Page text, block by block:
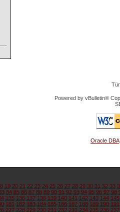
Powered by vBulletin®
Oracle DBA
19 20 21 22 23 24 25 26 27 28 29 30 31 32 33
84 85 86 87 88 89 90 91 92 93 94 95 96 97 98
135 136 137 138 139 140 141 142 143 144 145
181 182 183 184 185 186 187 188 189 190 191
227 228 229 230 231 232 233 234 235 236 237